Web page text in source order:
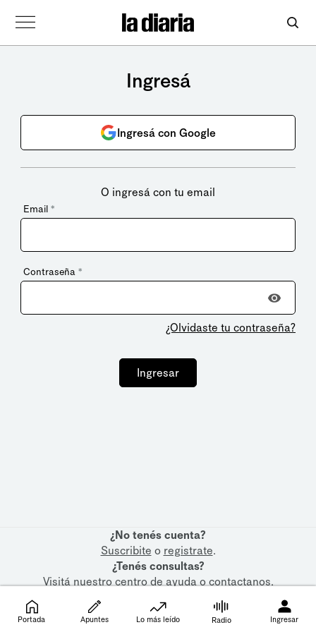
Ingresá
Ingresá con Google
O ingresá con tu email
Email *
Contraseña *
¿Olvidaste tu contraseña?
Ingresar
¿No tenés cuenta?
Suscribite o registrate.
¿Tenés consultas?
Visitá nuestrocentro de ayudaocontactanos.
Portada Apuntes Lo más leído Radio Ingresar